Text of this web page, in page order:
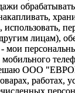
использовать,
лицам),
- мои
ООО
работах,